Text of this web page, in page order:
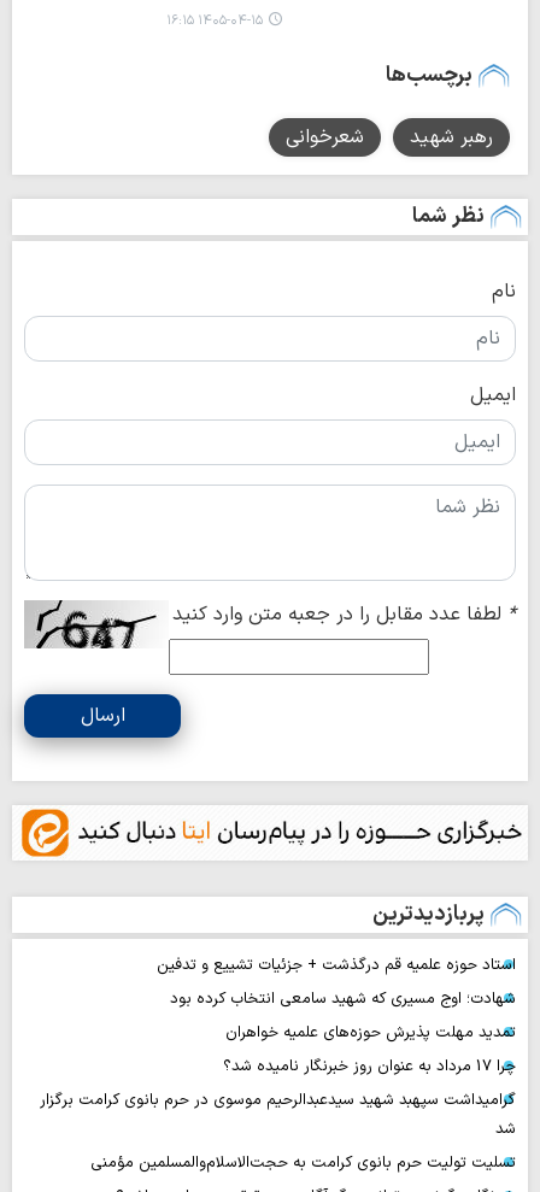
۱۴۰۵-۰۴-۱۵ ۱۶:۱۵
برچسب‌ها
رهبر شهید شعرخوانی
نظر شما
نام
ایمیل
* لطفا عدد مقابل را در جعبه متن وارد کنید
ارسال
پربازدیدترین
استاد حوزه علمیه قم درگذشت + جزئیات تشییع و تدفین
شهادت؛ اوج مسیری که شهید سامعی انتخاب کرده بود
تمدید مهلت پذیرش حوزه‌های علمیه خواهران
چرا 17 مرداد به عنوان روز خبرنگار نامیده شد؟
گرامیداشت سپهبد شهید سیدعبدالرحیم موسوی در حرم بانوی کرامت برگزار
شد
تسلیت تولیت حرم بانوی کرامت به حجت‌الاسلام‌والمسلمین مؤمنی